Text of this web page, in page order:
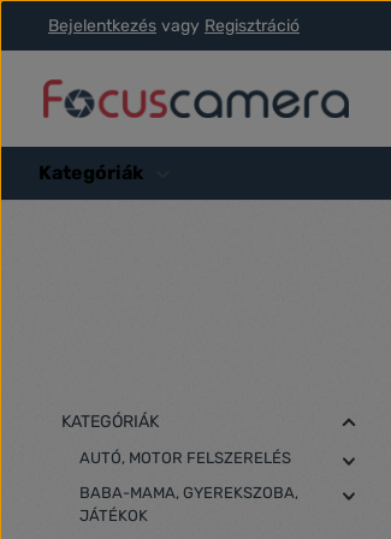
a fő tartalomra
Ugrás a kereséshez
Ugrás a fő navigációhoz
Bejelentkezés vagy Regisztráció
Kategóriák
KATEGÓRIÁK
AUTÓ, MOTOR FELSZERELÉS
BABA-MAMA, GYEREKSZOBA,
JÁTÉKOK